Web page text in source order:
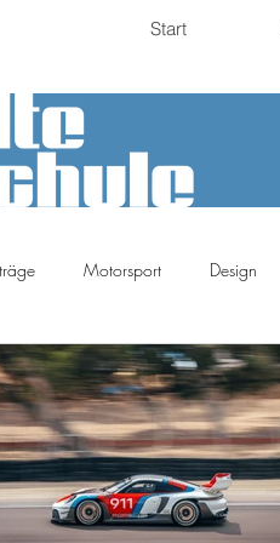
Start
Motorsport Design
Meinung Tuning